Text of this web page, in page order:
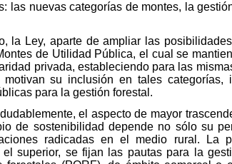
las nuevas categorías de montes, la
la Ley, aparte de ampliar las
de Utilidad Pública, el cual se
privada, estableciendo para las
motivan su inclusión en tales
para la gestión forestal.
el aspecto de mayor
de sostenibilidad depende no sólo su
radicadas en el medio rural. La
superior, se fijan las pautas para la